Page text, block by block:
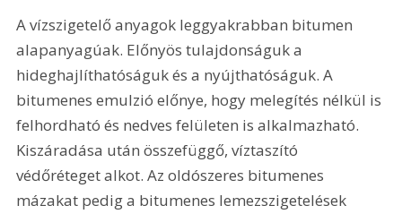
A vízszigetelő anyagok leggyakrabban bitumen
alapanyagúak. Előnyös tulajdonságuk a
hideghajlíthatóságuk és a nyújthatóságuk. A
bitumenes emulzió előnye, hogy melegítés nélkül is
felhordható és nedves felületen is alkalmazható.
Kiszáradása után összefüggő, víztaszító
védőréteget alkot. Az oldószeres bitumenes
mázakat pedig a bitumenes lemezszigetelések